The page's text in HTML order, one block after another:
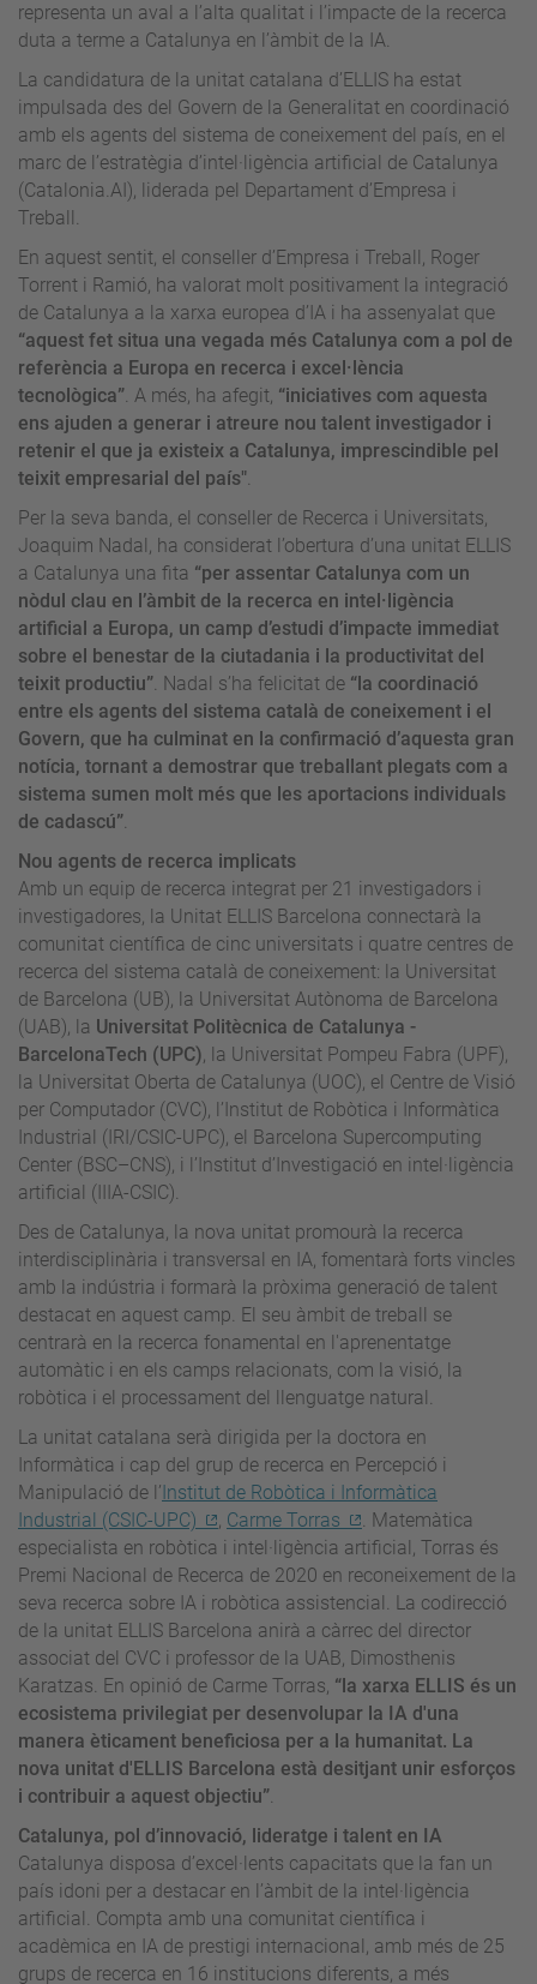
representa un aval a l’alta qualitat i l’impacte de la recerca
duta a terme a Catalunya en l’àmbit de la IA.
La candidatura de la unitat catalana d’ELLIS ha estat
impulsada des del Govern de la Generalitat en coordinació
amb els agents del sistema de coneixement del país, en el
marc de l’estratègia d’intel·ligència artificial de Catalunya
(Catalonia.AI), liderada pel Departament d’Empresa i
Treball.
En aquest sentit, el conseller d’Empresa i Treball, Roger
Torrent i Ramió, ha valorat molt positivament la integració
de Catalunya a la xarxa europea d’IA i ha assenyalat que
“aquest fet situa una vegada més Catalunya com a pol de
referència a Europa en recerca i excel·lència
tecnològica”. A més, ha afegit, “iniciatives com aquesta
ens ajuden a generar i atreure nou talent investigador i
retenir el que ja existeix a Catalunya, imprescindible pel
teixit empresarial del país".
Per la seva banda, el conseller de Recerca i Universitats,
Joaquim Nadal, ha considerat l’obertura d’una unitat ELLIS
a Catalunya una fita “per assentar Catalunya com un
nòdul clau en l’àmbit de la recerca en intel·ligència
artificial a Europa, un camp d’estudi d’impacte immediat
sobre el benestar de la ciutadania i la productivitat del
teixit productiu”. Nadal s’ha felicitat de “la coordinació
entre els agents del sistema català de coneixement i el
Govern, que ha culminat en la confirmació d’aquesta gran
notícia, tornant a demostrar que treballant plegats com a
sistema sumen molt més que les aportacions individuals
de cadascú”.
Nou agents de recerca implicats
Amb un equip de recerca integrat per 21 investigadors i
investigadores, la Unitat ELLIS Barcelona connectarà la
comunitat científica de cinc universitats i quatre centres de
recerca del sistema català de coneixement: la Universitat
de Barcelona (UB), la Universitat Autònoma de Barcelona
(UAB), la Universitat Politècnica de Catalunya -
BarcelonaTech (UPC), la Universitat Pompeu Fabra (UPF),
la Universitat Oberta de Catalunya (UOC), el Centre de Visió
per Computador (CVC), l’Institut de Robòtica i Informàtica
Industrial (IRI/CSIC-UPC), el Barcelona Supercomputing
Center (BSC–CNS), i l’Institut d’Investigació en intel·ligència
artificial (IIIA-CSIC).
Des de Catalunya, la nova unitat promourà la recerca
interdisciplinària i transversal en IA, fomentarà forts vincles
amb la indústria i formarà la pròxima generació de talent
destacat en aquest camp. El seu àmbit de treball se
centrarà en la recerca fonamental en l'aprenentatge
automàtic i en els camps relacionats, com la visió, la
robòtica i el processament del llenguatge natural.
La unitat catalana serà dirigida per la doctora en
Informàtica i cap del grup de recerca en Percepció i
Manipulació de l’ Institut de Robòtica i Informàtica
Industrial (CSIC-UPC)
, Carme Torras
. Matemàtica
especialista en robòtica i intel·ligència artificial, Torras és
Premi Nacional de Recerca de 2020 en reconeixement de la
seva recerca sobre IA i robòtica assistencial. La codirecció
de la unitat ELLIS Barcelona anirà a càrrec del director
associat del CVC i professor de la UAB, Dimosthenis
Karatzas. En opinió de Carme Torras, “la xarxa ELLIS és un
ecosistema privilegiat per desenvolupar la IA d'una
manera èticament beneficiosa per a la humanitat. La
nova unitat d'ELLIS Barcelona està desitjant unir esforços
i contribuir a aquest objectiu”.
Catalunya, pol d’innovació, lideratge i talent en IA
Catalunya disposa d’excel·lents capacitats que la fan un
país idoni per a destacar en l’àmbit de la intel·ligència
artificial. Compta amb una comunitat científica i
acadèmica en IA de prestigi internacional, amb més de 25
grups de recerca en 16 institucions diferents, a més